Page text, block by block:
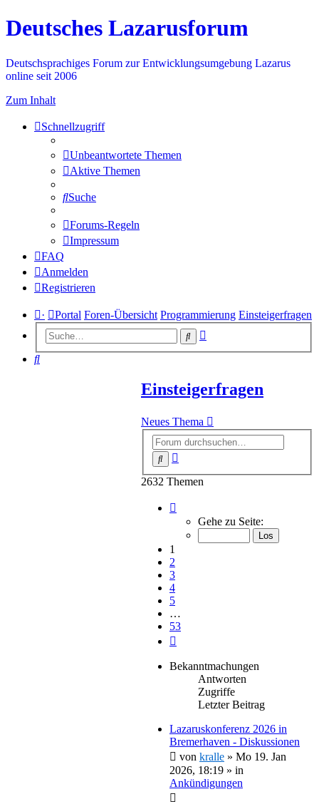
Deutsches Lazarusforum
Deutschsprachiges Forum zur Entwicklungsumgebung Lazarus
online seit 2006
Zum Inhalt
Schnellzugriff
Unbeantwortete Themen
Aktive Themen
Suche
Forums-Regeln
Impressum
FAQ
Anmelden
Registrieren
· Portal Foren-Übersicht Programmierung Einsteigerfragen
Suche
Suche
Einsteigerfragen
Neues Thema
Suche
2632 Themen
von
Gehe zu Seite:
1
2
3
4
5
…
53
Bekanntmachungen
Antworten
Zugriffe
Letzter Beitrag
Lazaruskonferenz 2026 in
Bremerhaven - Diskussionen
von kralle » Mo 19. Jan
2026, 18:19 » in
Ankündigungen